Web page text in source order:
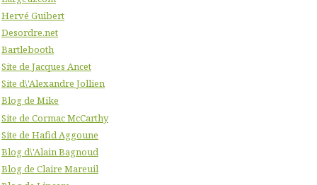
Hervé Guibert
Desordre.net
Bartlebooth
Site de Jacques Ancet
Site d\'Alexandre Jollien
Blog de Mike
Site de Cormac McCarthy
Site de Hafid Aggoune
Blog d\'Alain Bagnoud
Blog de Claire Mareuil